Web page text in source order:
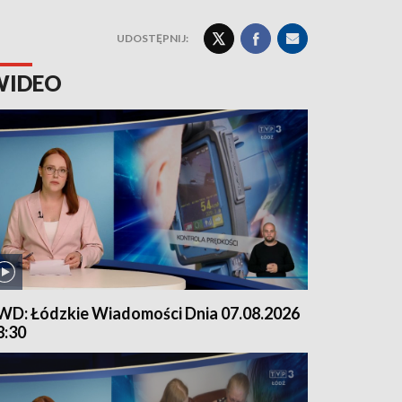
UDOSTĘPNIJ:
Łódzkie Wiadomości Dnia 07.08.2026